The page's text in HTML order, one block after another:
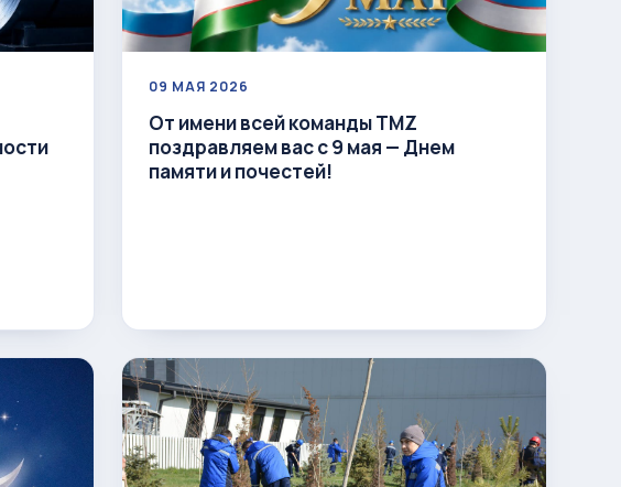
09 МАЯ 2026
От имени всей команды TMZ
поздравляем вас с 9 мая — Днем
памяти и почестей!